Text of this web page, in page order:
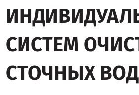
СИСТЕМ
СТОЧНЫХ ВОД